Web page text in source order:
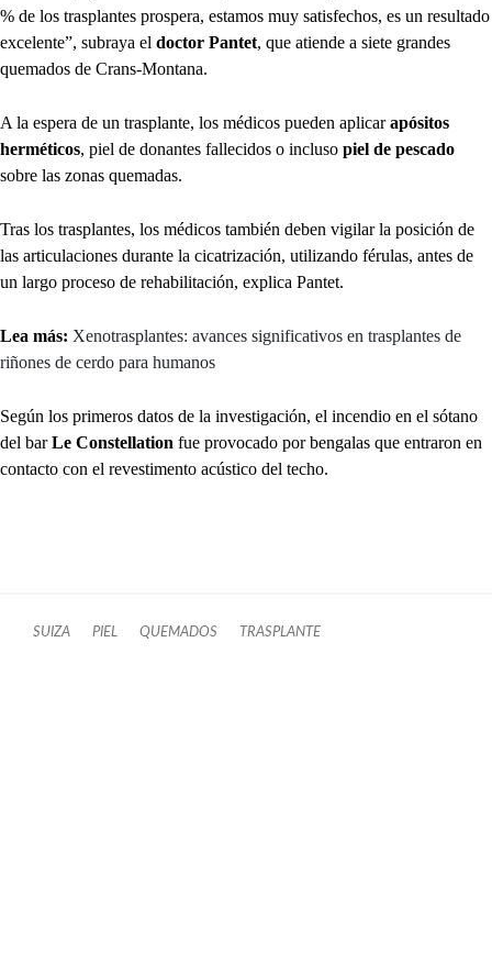
% de los trasplantes prospera, estamos muy satisfechos, es un resultado
excelente”, subraya el doctor Pantet, que atiende a siete grandes
quemados de Crans-Montana.
A la espera de un trasplante, los médicos pueden aplicarapósitos
herméticos, piel de donantes fallecidos o incluso piel de pescado
sobre las zonas quemadas.
Tras los trasplantes, los médicos también deben vigilar la posición de
las articulaciones durante la cicatrización, utilizando férulas, antes de
un largo proceso de rehabilitación, explica Pantet.
Lea más: Xenotrasplantes: avances significativos en trasplantes de
riñones de cerdo para humanos
Según los primeros datos de la investigación, el incendio en el sótano
del barLe Constellation fue provocado por bengalas que entraron en
contacto con el revestimento acústico del techo.
SUIZA PIEL QUEMADOS TRASPLANTE